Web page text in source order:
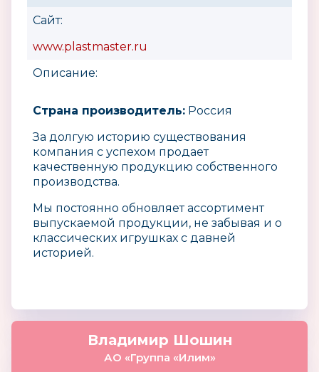
Сайт:
www.plastmaster.ru
Описание:
Страна производитель: Россия
За долгую историю существования
компания с успехом продает
качественную продукцию собственного
производства.
Мы постоянно обновляет ассортимент
выпускаемой продукции, не забывая и о
классических игрушках с давней
историей.
Владимир Шошин
АО «Группа «Илим»